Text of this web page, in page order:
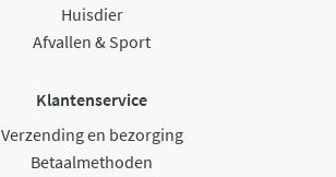
Huisdier
Afvallen & Sport
Klantenservice
Verzending en bezorging
Betaalmethoden